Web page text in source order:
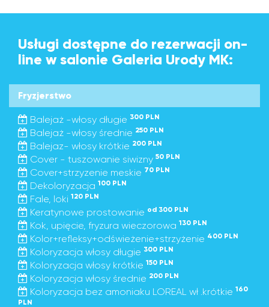
Usługi dostępne do rezerwacji on-
line w salonie Galeria Urody MK:
Fryzjerstwo
Balejaż -włosy długie 300 PLN
Balejaż -włosy średnie 250 PLN
Balejaz- włosy krótkie 200 PLN
Cover - tuszowanie siwizny 50 PLN
Cover+strzyzenie meskie 70 PLN
Dekoloryzacja 100 PLN
Fale, loki 120 PLN
Keratynowe prostowanie od 300 PLN
Kok, upięcie, fryzura wieczorowa 130 PLN
Kolor+refleksy+odświeżenie+strzyżenie 400 PLN
Koloryzacja włosy długie 300 PLN
Koloryzacja włosy krótkie 150 PLN
Koloryzacja włosy średnie 200 PLN
Koloryzacja bez amoniaku LOREAL wł .krótkie 160
PLN